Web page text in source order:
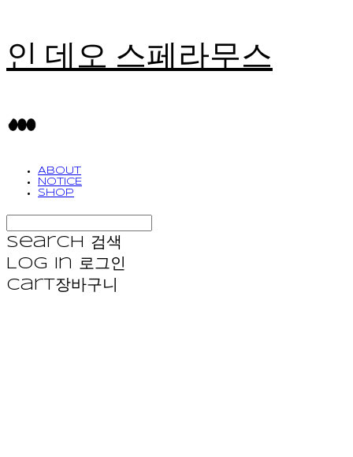
인 데오 스페라무스
ABOUT
NOTICE
SHOP
Search
검색
Log In 로그인
Cart장바구니